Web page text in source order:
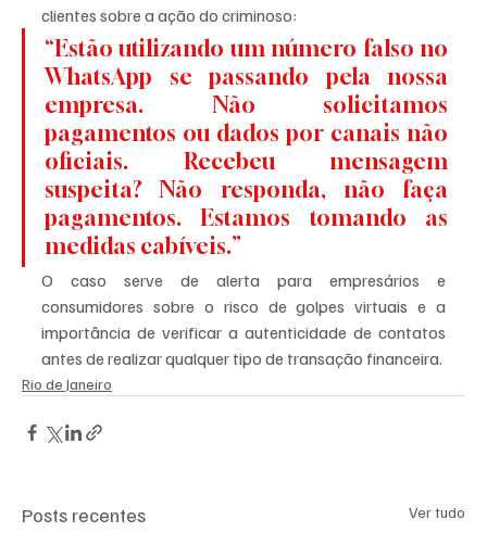
clientes sobre a ação do criminoso:
“Estão utilizando um número falso no
WhatsApp se passando pela nossa
empresa. Não solicitamos
pagamentos ou dados por canais não
oficiais. Recebeu mensagem
suspeita? Não responda, não faça
pagamentos. Estamos tomando as
medidas cabíveis.”
O caso serve de alerta para empresários e
consumidores sobre o risco de golpes virtuais e a
importância de verificar a autenticidade de contatos
antes de realizar qualquer tipo de transação financeira.
Rio de Janeiro
Posts recentes Ver tudo